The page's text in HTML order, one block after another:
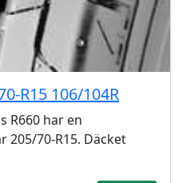
R15 106/104R
R660 har en
205/70-R15. Däcket